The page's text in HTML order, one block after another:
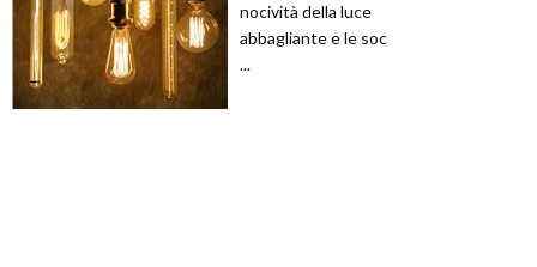
nocività della luce
abbagliante e le soc
...